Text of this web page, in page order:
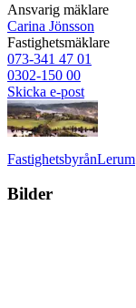
Ansvarig mäklare
Carina Jönsson
Fastighetsmäklare
073-341 47 01
0302-150 00
Skicka e-post
FastighetsbyrånLerum
Bilder